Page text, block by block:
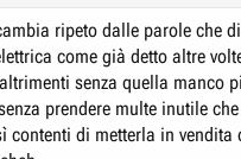
ripeto dalle parole che
come già detto altre
senza quella manco
prendere multe inutile
contenti di metterla in vendita